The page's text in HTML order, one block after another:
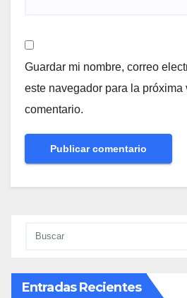
Guardar mi nombre, correo
este navegador para la próxima
comentario.
Entradas Recientes